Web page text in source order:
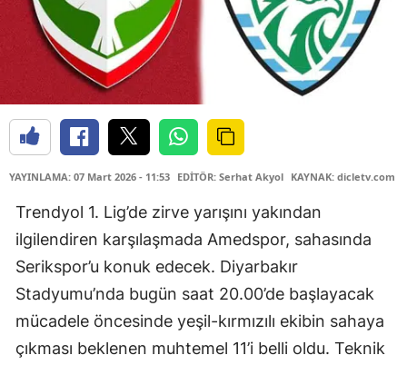
YAYINLAMA: 07 Mart 2026 - 11:53 EDİTÖR: Serhat Akyol KAYNAK: dicletv.com
Trendyol 1. Lig’de zirve yarışını yakından
ilgilendiren karşılaşmada Amedspor, sahasında
Serikspor’u konuk edecek. Diyarbakır
Stadyumu’nda bugün saat 20.00’de başlayacak
mücadele öncesinde yeşil-kırmızılı ekibin sahaya
çıkması beklenen muhtemel 11’i belli oldu. Teknik